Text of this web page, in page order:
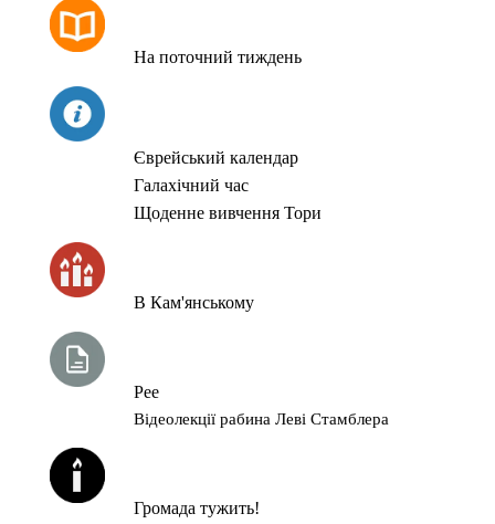
На поточний тиждень
Єврейський календар
Галахічний час
Щоденне вивчення Тори
В Кам'янському
Рее
Відеолекції рабина Леві Стамблера
Громада тужить!